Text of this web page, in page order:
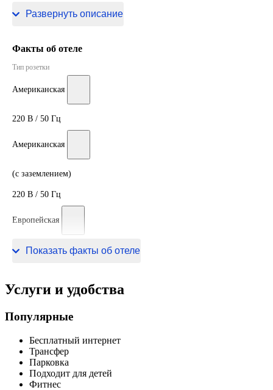
Этот апарт-отель находится в 4 км от центра города.
Развернуть описание
Факты об отеле
Тип розетки
Американская
220 В / 50 Гц
Американская
(с заземлением)
220 В / 50 Гц
Европейская
220 В / 50 Гц
Показать факты об отеле
Услуги и удобства
Популярные
Бесплатный интернет
Трансфер
Парковка
Подходит для детей
Фитнес